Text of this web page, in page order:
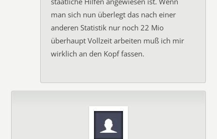
man sich nun überlegt das nach einer
anderen Statistik nur noch 22 Mio
überhaupt Vollzeit arbeiten muß ich mir
wirklich an den Kopf fassen.